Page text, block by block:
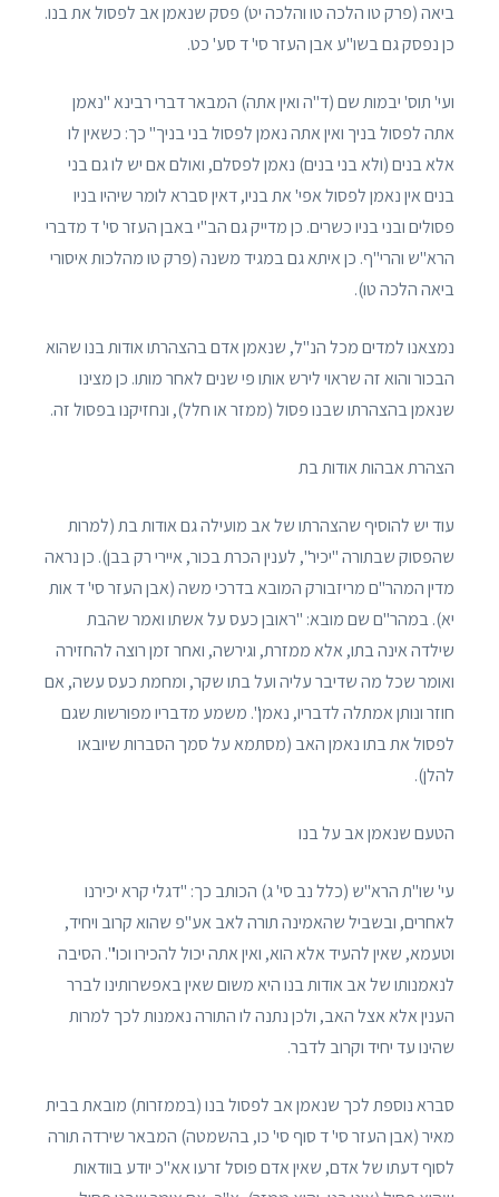
ביאה (פרק טו הלכה טו והלכה יט) פסק שנאמן אב לפסול את בנו.
כן נפסק גם בשו"ע אבן העזר סי' ד סע' כט.
ועי' תוס' יבמות שם (ד"ה ואין אתה) המבאר דברי רבינא "נאמן
אתה לפסול בניך ואין אתה נאמן לפסול בני בניך" כך: כשאין לו
אלא בנים (ולא בני בנים) נאמן לפסלם, ואולם אם יש לו גם בני
בנים אין נאמן לפסול אפי' את בניו, דאין סברא לומר שיהיו בניו
פסולים ובני בניו כשרים. כן מדייק גם הב"י באבן העזר סי' ד מדברי
הרא"ש והרי"ף. כן איתא גם במגיד משנה (פרק טו מהלכות איסורי
ביאה הלכה טו).
נמצאנו למדים מכל הנ"ל, שנאמן אדם בהצהרתו אודות בנו שהוא
הבכור והוא זה שראוי לירש אותו פי שנים לאחר מותו. כן מצינו
שנאמן בהצהרתו שבנו פסול (ממזר או חלל), ונחזיקנו בפסול זה.
הצהרת אבהות אודות בת
עוד יש להוסיף שהצהרתו של אב מועילה גם אודות בת (למרות
שהפסוק שבתורה "יכיר", לענין הכרת בכור, איירי רק בבן). כן נראה
מדין המהר"ם מריזבורק המובא בדרכי משה (אבן העזר סי' ד אות
יא). במהר"ם שם מובא: "ראובן כעס על אשתו ואמר שהבת
שילדה אינה בתו, אלא ממזרת, וגירשה, ואחר זמן רוצה להחזירה
ואומר שכל מה שדיבר עליה ועל בתו שקר, ומחמת כעס עשה, אם
חוזר ונותן אמתלה לדבריו, נאמן". משמע מדבריו מפורשות שגם
לפסול את בתו נאמן האב (מסתמא על סמך הסברות שיובאו
להלן).
הטעם שנאמן אב על בנו
עי' שו"ת הרא"ש (כלל נב סי' ג) הכותב כך: "דגלי קרא יכירנו
לאחרים, ובשביל שהאמינה תורה לאב אע"פ שהוא קרוב ויחיד,
וטעמא, שאין להעיד אלא הוא, ואין אתה יכול להכירו וכו'". הסיבה
לנאמנותו של אב אודות בנו היא משום שאין באפשרותינו לברר
הענין אלא אצל האב, ולכן נתנה לו התורה נאמנות לכך למרות
שהינו עד יחיד וקרוב לדבר.
סברא נוספת לכך שנאמן אב לפסול בנו (בממזרות) מובאת בבית
מאיר (אבן העזר סי' ד סוף סי' כו, בהשמטה) המבאר שירדה תורה
לסוף דעתו של אדם, שאין אדם פוסל זרעו אא"כ יודע בוודאות